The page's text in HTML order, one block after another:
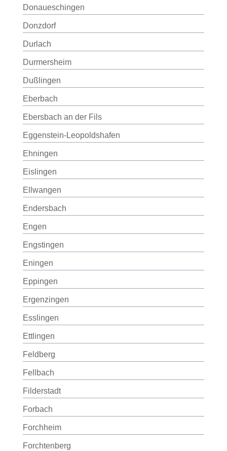
Donaueschingen
Donzdorf
Durlach
Durmersheim
Dußlingen
Eberbach
Ebersbach an der Fils
Eggenstein-Leopoldshafen
Ehningen
Eislingen
Ellwangen
Endersbach
Engen
Engstingen
Eningen
Eppingen
Ergenzingen
Esslingen
Ettlingen
Feldberg
Fellbach
Filderstadt
Forbach
Forchheim
Forchtenberg